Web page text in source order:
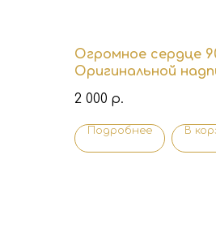
Огромное сердце
Оригинальной
2 000 р.
Подробнее В